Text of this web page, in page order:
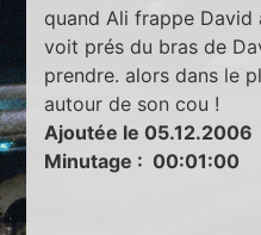
quand Ali frappe David
voit prés du bras de
prendre. alors dans le
autour de son cou !
Ajoutée le 05.12.2006
Minutage : 00:01:00